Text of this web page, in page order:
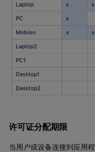
许可证分配期限
当用户或设备连接到应用